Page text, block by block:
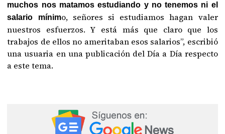
muchos nos matamos estudiando y no tenemos ni el
salario mínimo, señores si estudiamos hagan valer
nuestros esfuerzos. Y está más que claro que los
trabajos de ellos no ameritaban esos salarios”, escribió
una usuaria en una publicación del Día a Día respecto
a este tema.